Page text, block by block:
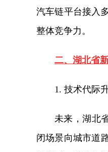
汽车链平台接入
整体竞争力。
二、湖北省
1. 技术代际
未来，湖北
闭场景向城市道